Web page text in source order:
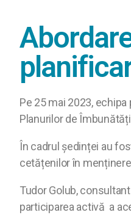
Pe 25 mai 2023,
Planurilor de
În cadrul ședinței au
cetățenilor în
Tudor Golub,
participarea activă a